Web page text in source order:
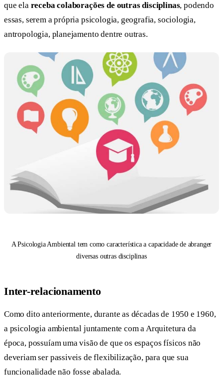
que ela receba colaborações de outras disciplinas, podendo
essas, serem a própria psicologia, geografia, sociologia,
antropologia, planejamento dentre outras.
A Psicologia Ambiental tem como característica a capacidade de abranger
diversas outras disciplinas
Inter-relacionamento
Como dito anteriormente, durante as décadas de 1950 e 1960,
a psicologia ambiental juntamente com a Arquitetura da
época, possuíam uma visão de que os espaços físicos não
deveriam ser passiveis de flexibilização, para que sua
funcionalidade não fosse abalada.